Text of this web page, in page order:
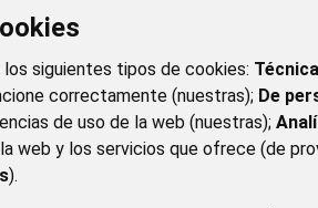
siguientes tipos de cookies:
correctamente (nuestras); De
de uso de la web (nuestras);
web y los servicios que ofrece (de
).
de